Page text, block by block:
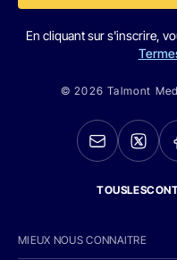
En cliquant sur s'inscrire,
© 2026 Talmont
MIEUX NOUS CONNAITRE